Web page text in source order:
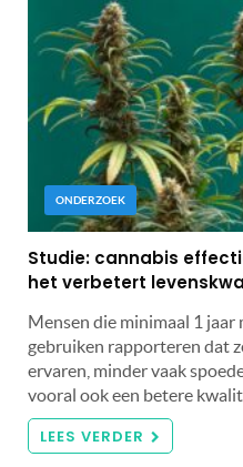
ONDERZOEK
Studie: cannabis
het verbetert
Mensen die minimaal 1 jaar
gebruiken rapporteren dat
ervaren, minder vaak
vooral ook een betere
LEES VERDER